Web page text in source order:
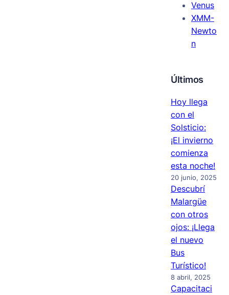
Venus
XMM-
Newto
n
Últimos
Hoy llega
con el
Solsticio:
¡El invierno
comienza
esta noche!
20 junio, 2025
Descubrí
Malargüe
con otros
ojos: ¡Llega
el nuevo
Bus
Turístico!
8 abril, 2025
Capacitaci